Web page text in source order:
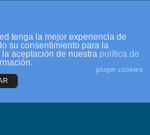
tenga la mejor experiencia de
su consentimiento para la
aceptación de nuestra política de
plugin cookies